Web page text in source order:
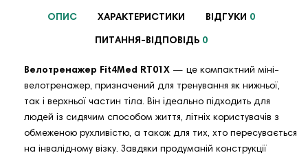
ОПИС ХАРАКТЕРИСТИКИ ВІДГУКИ 0
ПИТАННЯ-ВІДПОВІДЬ 0
Велотренажер Fit4Med RT01X — це компактний міні-
велотренажер, призначений для тренування як нижньої,
так і верхньої частин тіла. Він ідеально підходить для
людей із сидячим способом життя, літніх користувачів з
обмеженою рухливістю, а також для тих, хто пересувається
на інвалідному візку. Завдяки продуманій конструкції